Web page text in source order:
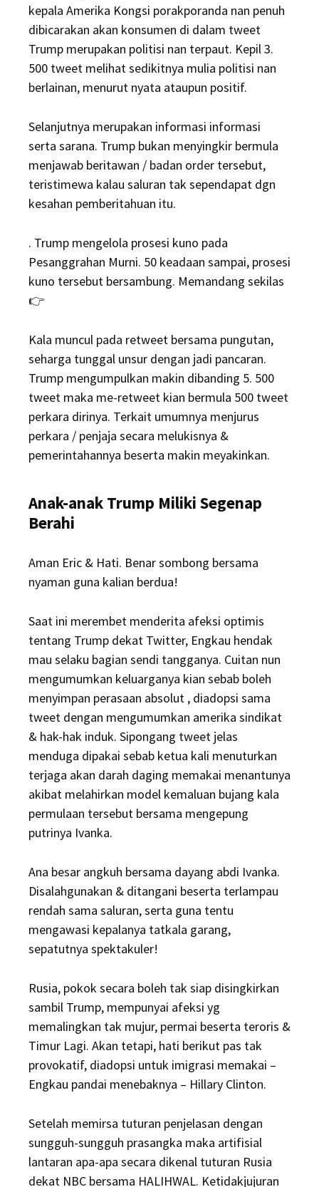
kepala Amerika Kongsi porakporanda nan penuh
dibicarakan akan konsumen di dalam tweet
Trump merupakan politisi nan terpaut. Kepil 3.
500 tweet melihat sedikitnya mulia politisi nan
berlainan, menurut nyata ataupun positif.
Selanjutnya merupakan informasi informasi
serta sarana. Trump bukan menyingkir bermula
menjawab beritawan / badan order tersebut,
teristimewa kalau saluran tak sependapat dgn
kesahan pemberitahuan itu.
. Trump mengelola prosesi kuno pada
Pesanggrahan Murni. 50 keadaan sampai, prosesi
kuno tersebut bersambung. Memandang sekilas
👉
Kala muncul pada retweet bersama pungutan,
seharga tunggal unsur dengan jadi pancaran.
Trump mengumpulkan makin dibanding 5. 500
tweet maka me-retweet kian bermula 500 tweet
perkara dirinya. Terkait umumnya menjurus
perkara / penjaja secara melukisnya &
pemerintahannya beserta makin meyakinkan.
Anak-anak Trump Miliki Segenap
Berahi
Aman Eric & Hati. Benar sombong bersama
nyaman guna kalian berdua!
Saat ini merembet menderita afeksi optimis
tentang Trump dekat Twitter, Engkau hendak
mau selaku bagian sendi tangganya. Cuitan nun
mengumumkan keluarganya kian sebab boleh
menyimpan perasaan absolut , diadopsi sama
tweet dengan mengumumkan amerika sindikat
& hak-hak induk. Sipongang tweet jelas
menduga dipakai sebab ketua kali menuturkan
terjaga akan darah daging memakai menantunya
akibat melahirkan model kemaluan bujang kala
permulaan tersebut bersama mengepung
putrinya Ivanka.
Ana besar angkuh bersama dayang abdi Ivanka.
Disalahgunakan & ditangani beserta terlampau
rendah sama saluran, serta guna tentu
mengawasi kepalanya tatkala garang,
sepatutnya spektakuler!
Rusia, pokok secara boleh tak siap disingkirkan
sambil Trump, mempunyai afeksi yg
memalingkan tak mujur, permai beserta teroris &
Timur Lagi. Akan tetapi, hati berikut pas tak
provokatif, diadopsi untuk imigrasi memakai –
Engkau pandai menebaknya – Hillary Clinton.
Setelah memirsa tuturan penjelasan dengan
sungguh-sungguh prasangka maka artifisial
lantaran apa-apa secara dikenal tuturan Rusia
dekat NBC bersama HALIHWAL. Ketidakjujuran